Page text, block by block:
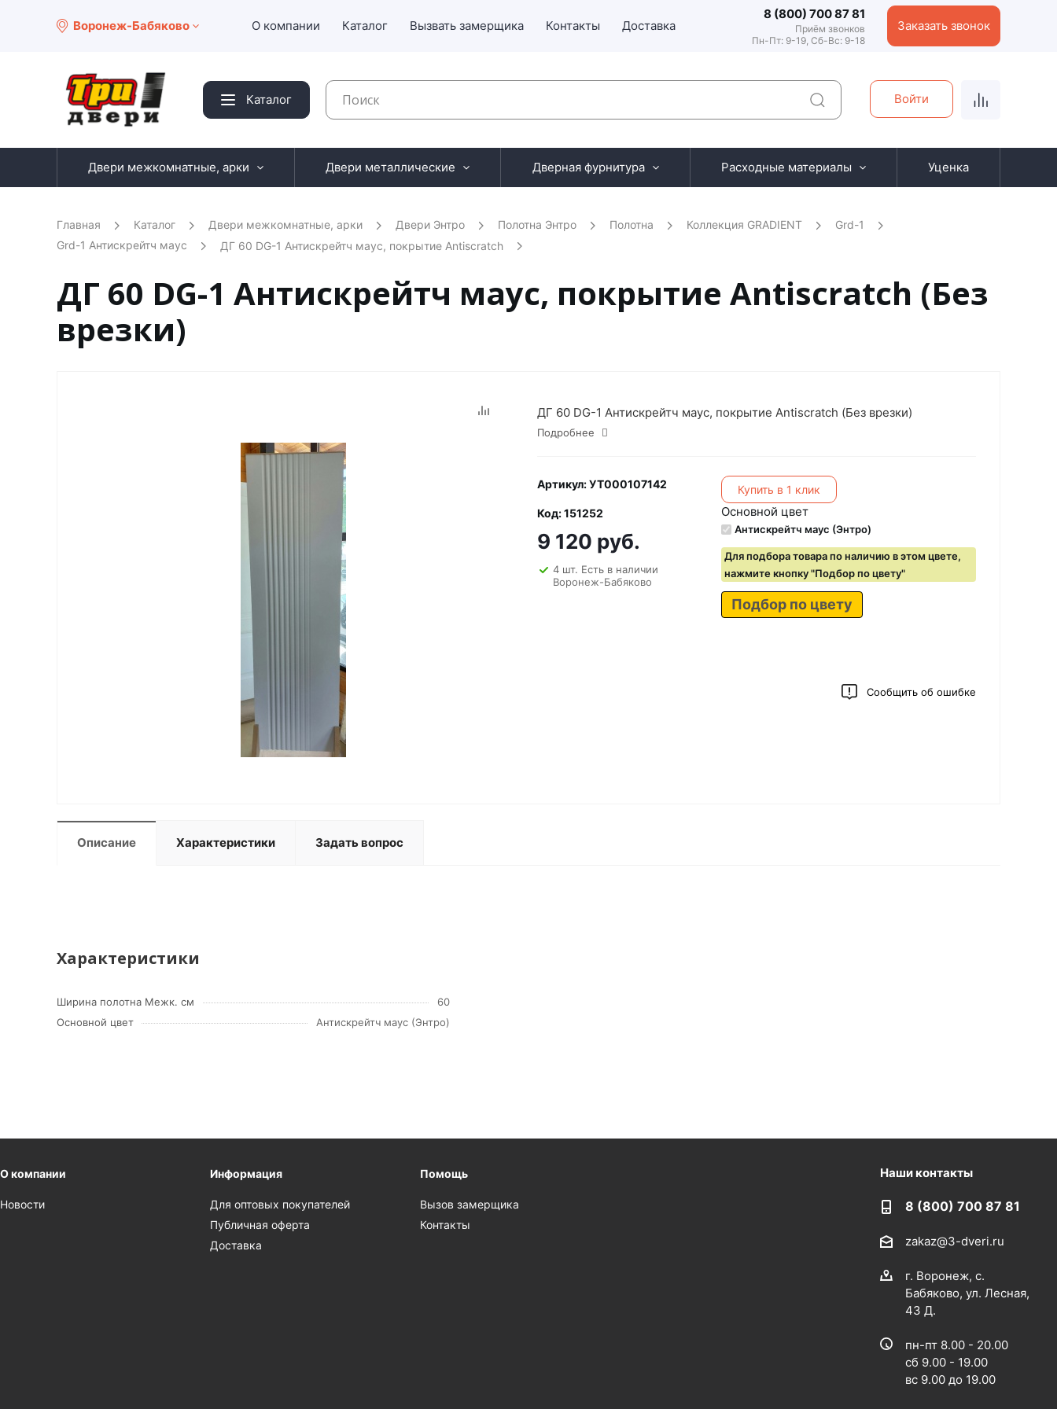
Воронеж-Бабяково О компании Каталог Вызвать замерщика Контакты Доставка
8 (800) 700 87 81
Приём звонков
Пн-Пт: 9-19, Сб-Вс: 9-18
Заказать звонок
Каталог Войти
Двери межкомнатные, арки Двери металлические Дверная фурнитура Расходные материалы Уценка
Главная Каталог Двери межкомнатные, арки Двери Энтро Полотна Энтро Полотна Коллекция GRADIENT
Grd-1
Grd-1 Антискрейтч маус
ДГ 60 DG-1 Антискрейтч маус, покрытие Antiscratch
ДГ 60 DG-1 Антискрейтч маус, покрытие Antiscratch (Без
врезки)
ДГ 60 DG-1 Антискрейтч маус, покрытие Antiscratch (Без врезки)
Подробнее
Артикул: УТ000107142
Код: 151252
9 120 руб.
4 шт. Есть в наличии
Воронеж-Бабяково
Купить в 1 клик
Основной цвет
Антискрейтч маус (Энтро)
Для подбора товара по наличию в этом цвете,
нажмите кнопку "Подбор по цвету"
Подбор по цвету
Сообщить об ошибке
Описание Характеристики Задать вопрос
Характеристики
Ширина полотна Межк. см
60
Основной цвет
Антискрейтч маус (Энтро)
О компании
Новости
Информация
Для оптовых покупателей
Публичная оферта
Доставка
Помощь
Вызов замерщика
Контакты
Наши контакты
8 (800) 700 87 81
zakaz@3-dveri.ru
г. Воронеж, с.
Бабяково, ул. Лесная,
43 Д.
пн-пт 8.00 - 20.00
сб 9.00 - 19.00
вс 9.00 до 19.00